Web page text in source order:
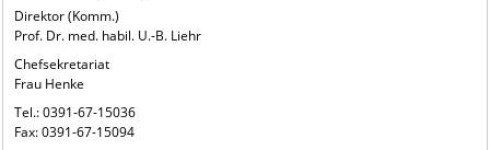
ÜBER UNS
INTERNATIONAL
INTRANET
Direktor (Komm.)
Prof. Dr. med. habil. U.-B. Liehr
Chefsekretariat
Frau Henke
Tel.: 0391-67-15036
Fax: 0391-67-15094